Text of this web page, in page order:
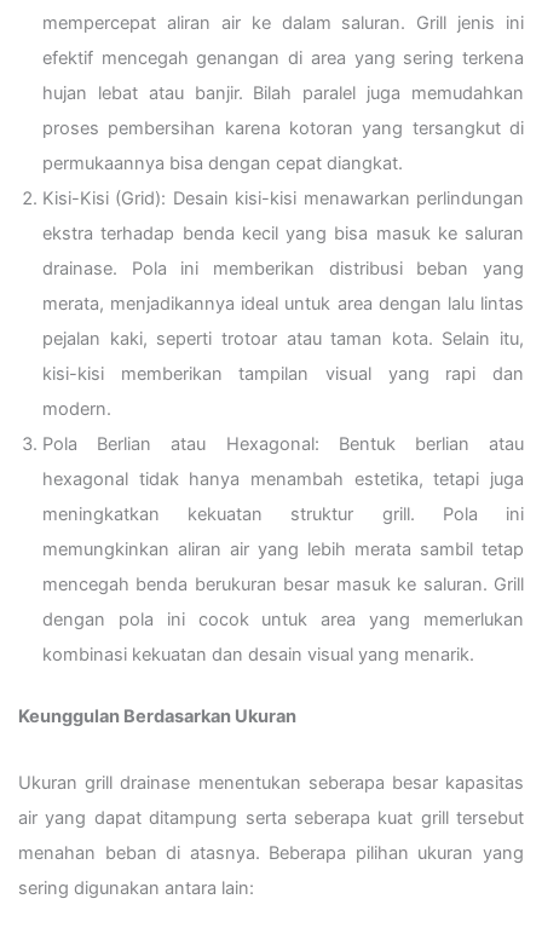
mempercepat aliran air ke dalam saluran. Grill jenis ini
efektif mencegah genangan di area yang sering terkena
hujan lebat atau banjir. Bilah paralel juga memudahkan
proses pembersihan karena kotoran yang tersangkut di
permukaannya bisa dengan cepat diangkat.
Kisi-Kisi (Grid): Desain kisi-kisi menawarkan perlindungan
ekstra terhadap benda kecil yang bisa masuk ke saluran
drainase. Pola ini memberikan distribusi beban yang
merata, menjadikannya ideal untuk area dengan lalu lintas
pejalan kaki, seperti trotoar atau taman kota. Selain itu,
kisi-kisi memberikan tampilan visual yang rapi dan
modern.
Pola Berlian atau Hexagonal: Bentuk berlian atau
hexagonal tidak hanya menambah estetika, tetapi juga
meningkatkan kekuatan struktur grill. Pola ini
memungkinkan aliran air yang lebih merata sambil tetap
mencegah benda berukuran besar masuk ke saluran. Grill
dengan pola ini cocok untuk area yang memerlukan
kombinasi kekuatan dan desain visual yang menarik.
Keunggulan Berdasarkan Ukuran
Ukuran grill drainase menentukan seberapa besar kapasitas
air yang dapat ditampung serta seberapa kuat grill tersebut
menahan beban di atasnya. Beberapa pilihan ukuran yang
sering digunakan antara lain: